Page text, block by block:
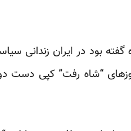
بود در ایران زندانی
“شاه رفت” کپی دست